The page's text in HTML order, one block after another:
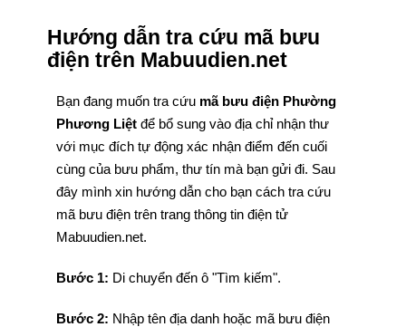
Hướng dẫn tra cứu mã bưu
điện trên Mabuudien.net
Bạn đang muốn tra cứu mã bưu điện Phường
Phương Liệt để bổ sung vào địa chỉ nhận thư
với mục đích tự động xác nhận điểm đến cuối
cùng của bưu phẩm, thư tín mà bạn gửi đi. Sau
đây mình xin hướng dẫn cho bạn cách tra cứu
mã bưu điện trên trang thông tin điện tử
Mabuudien.net.
Bước 1: Di chuyển đến ô "Tìm kiếm".
Bước 2: Nhập tên địa danh hoặc mã bưu điện